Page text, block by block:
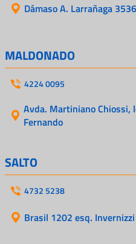
Dámaso A. Larrañaga
MALDONADO
4224 0095
Avda. Martiniano Chiossi,
Fernando
SALTO
4732 5238
Brasil 1202 esq.